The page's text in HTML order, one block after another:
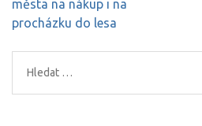
příspěvek
města na nákup i na
procházku do lesa
Vyhledávání